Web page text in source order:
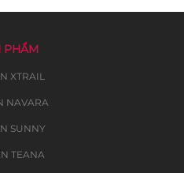
PHẨM
XTRAIL
NAVARA
SUNNY
TEANA